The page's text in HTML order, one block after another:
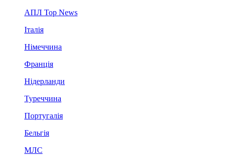
АПЛ Top News
Італія
Німеччина
Франція
Нідерланди
Туреччина
Португалія
Бельгія
МЛС